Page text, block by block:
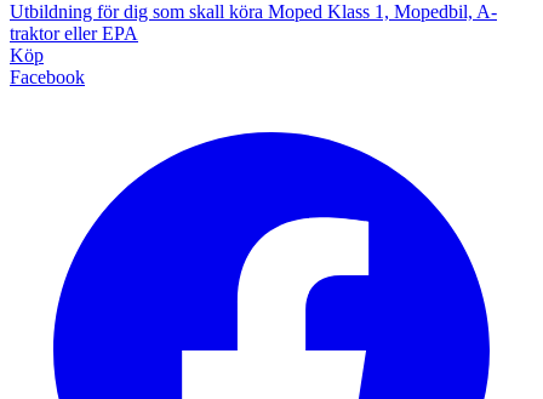
Utbildning för dig som skall köra Moped Klass 1, Mopedbil, A-
traktor eller EPA
Köp
Facebook